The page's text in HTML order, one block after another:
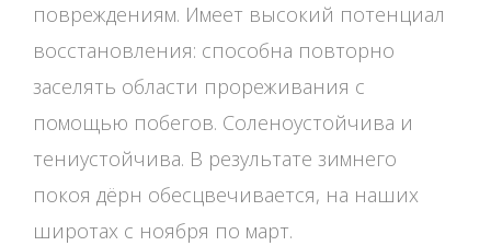
повреждениям. Имеет высокий потенциал
восстановления: способна повторно
заселять области прореживания с
помощью побегов. Соленоустойчива и
тениустойчива. В результате зимнего
покоя дёрн обесцвечивается, на наших
широтах с ноября по март.